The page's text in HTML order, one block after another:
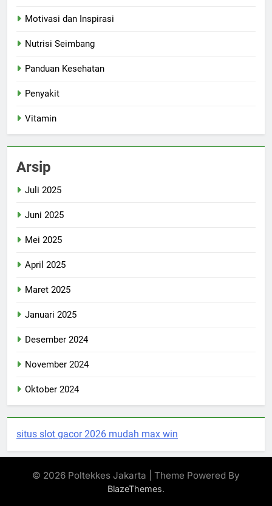
Motivasi dan Inspirasi
Nutrisi Seimbang
Panduan Kesehatan
Penyakit
Vitamin
Arsip
Juli 2025
Juni 2025
Mei 2025
April 2025
Maret 2025
Januari 2025
Desember 2024
November 2024
Oktober 2024
situs slot gacor 2026 mudah max win
© 2026 Poltekkes Jakarta | Theme Powered By
BlazeThemes.